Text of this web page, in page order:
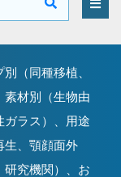
（同種移植、
素材別（生物由
ガラス）、用途
生、顎顔面外
研究機関）、お